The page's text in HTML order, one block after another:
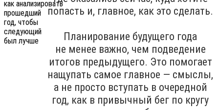
попасть и, главное, как это сделать.
Планирование будущего года
не менее важно, чем подведение
итогов предыдущего. Это помогает
нащупать самое главное — смыслы,
а не просто вступать в очередной
год, как в привычный бег по кругу